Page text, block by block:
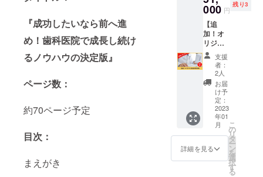
『成功したいなら前へ進
め！歯科医院で成長し続け
るノウハウの決定版』
ページ数：
約70ページ予定
目次：
まえがき
2023年
1月から
1年間で
す。
リンク
をご記
入くだ
さい。
※ネット
ワーク
販売や
企業イ
メージ
が相違
する場
合等、
掲載を
お断り
させて
いただ
版』を1
冊お届
けしま
す。 ②
電子書
籍に企
業名、
画像、
企業リ
ンクを
掲載さ
せてい
ただき
ます。
※メール
にてダ
000 円
残り3
【追
加！オ
リジナ
ル患者
説明用
資料】
ご好評
につき
リター
ンを追
加しま
した。
けいデ
ンタル
クリ
ニック
支援
者：
2人
お届
け予
定：
2023
年01
月
詳細を見る
こ
の
リ
タ
ー
ン
を
選
択
す
る